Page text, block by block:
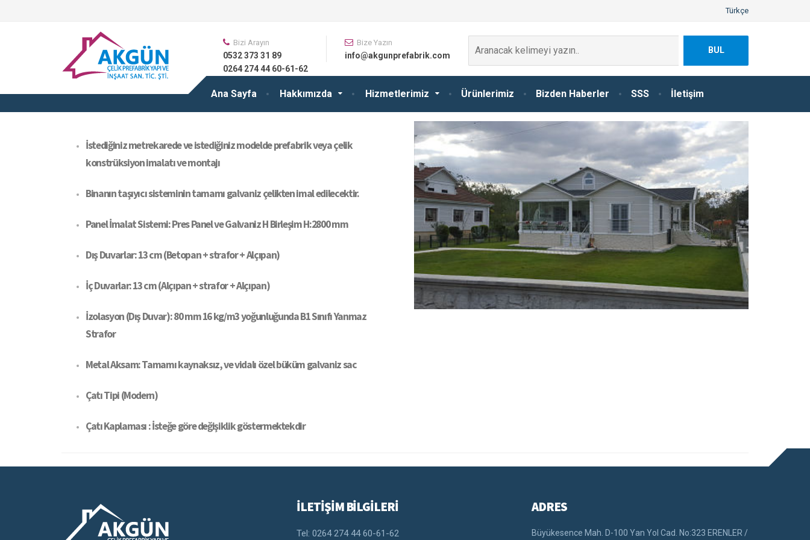
Türkçe
Ana Sayfa Hakkımızda Hizmetlerimiz Ürünlerimiz Bizden Haberler SSS İletişim
Bizi Arayın
0532 373 31 89
0264 274 44 60-61-62
Bize Yazın
info@akgunprefabrik.com
BUL
İstediğiniz metrekarede ve istediğiniz modelde prefabrik veya çelik
konstrüksiyon imalatı ve montajı
Binanın taşıyıcı sisteminin tamamı galvaniz çelikten imal edilecektir.
Panel İmalat Sistemi: Pres Panel ve Galvaniz H Birleşim H:2800 mm
Dış Duvarlar: 13 cm (Betopan + strafor + Alçıpan)
İç Duvarlar: 13 cm (Alçıpan + strafor + Alçıpan)
İzolasyon (Dış Duvar): 80 mm 16 kg/m3 yoğunluğunda B1 Sınıfı Yanmaz
Strafor
Metal Aksam: Tamamı kaynaksız, ve vidalı özel büküm galvaniz sac
Çatı Tipi (Modern)
Çatı Kaplaması : İsteğe göre değişiklik göstermektekdir
İLETİŞİM BİLGİLERİ
Tel: 0264 274 44 60-61-62
ADRES
Büyükesence Mah. D-100 Yan Yol Cad. No:323 ERENLER /